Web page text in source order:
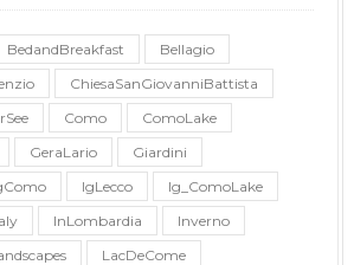
BedandBreakfast
Bellagio
ChiesaSanGiovanniBattista
Como
ComoLake
GeraLario
Giardini
IgLecco
Ig_ComoLake
InLombardia
Inverno
LacDeCome